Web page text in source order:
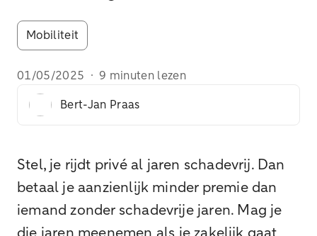
Mobiliteit
01/05/2025 · 9 minuten lezen
Bert-Jan Praas
Stel, je rijdt privé al jaren schadevrij. Dan
betaal je aanzienlijk minder premie dan
iemand zonder schadevrije jaren. Mag je
die jaren meenemen als je zakelijk gaat